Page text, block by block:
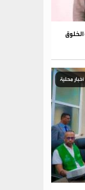
الخلوق
أخبار محلية